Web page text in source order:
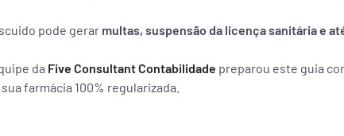
pode gerar multas, suspensão da licença sanitária e
da Five Consultant Contabilidade preparou este guia
farmácia 100% regularizada.